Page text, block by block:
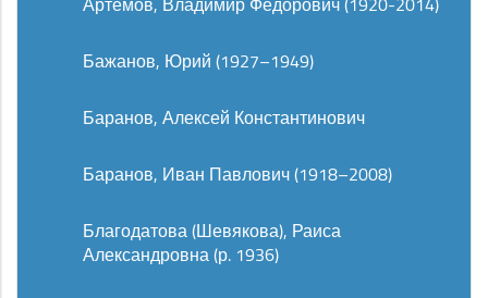
Бажанов, Юрий (1927–1949)
Баранов, Алексей Константинович
Баранов, Иван Павлович (1918–2008)
Благодатова (Шевякова), Раиса
Александровна (р. 1936)